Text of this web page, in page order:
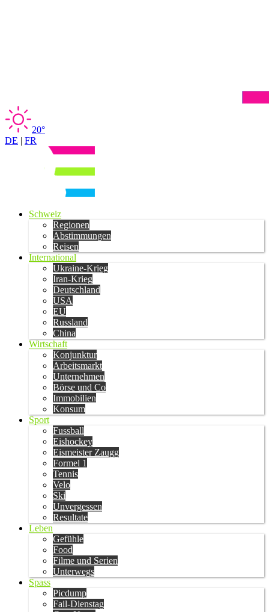
20°
DE | FR
Schweiz
Regionen
Abstimmungen
Reisen
International
Ukraine-Krieg
Iran-Krieg
Deutschland
USA
EU
Russland
China
Wirtschaft
Konjunktur
Arbeitsmarkt
Unternehmen
Börse und Co
Immobilien
Konsum
Sport
Fussball
Eishockey
Eismeister Zaugg
Formel 1
Tennis
Velo
Ski
Unvergessen
Resultate
Leben
Gefühle
Food
Filme und Serien
Unterwegs
Spass
Picdump
Fail-Dienstag